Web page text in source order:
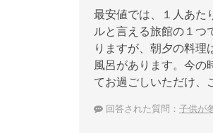
最安値では、１人あた
ルと言える旅館の１つ
りますが、朝夕の料理
風呂があります。今の
てお過ごしいただけ、
回答された質問： 子供が